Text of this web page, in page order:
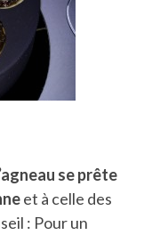
se prête
et à celle des
: Pour un